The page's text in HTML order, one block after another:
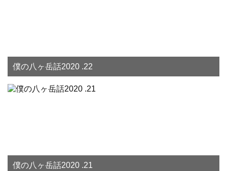
僕の八ヶ岳話2020 .22
僕の八ヶ岳話2020 .21